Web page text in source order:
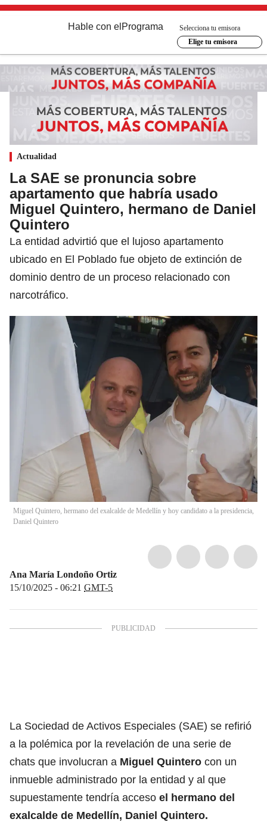
Hable con el Programa
Selecciona tu emisora
Elige tu emisora
Actualidad
La SAE se pronuncia sobre
apartamento que habría usado
Miguel Quintero, hermano de Daniel
Quintero
La entidad advirtió que el lujoso apartamento
ubicado en El Poblado fue objeto de extinción de
dominio dentro de un proceso relacionado con
narcotráfico.
Miguel Quintero, hermano del exalcalde de Medellín y hoy candidato a la presidencia,
Daniel Quintero
Ana María Londoño Ortiz
15/10/2025 - 06:21 GMT-5
La Sociedad de Activos Especiales (SAE) se refirió
a la polémica por la revelación de una serie de
chats que involucran a Miguel Quintero con un
inmueble administrado por la entidad y al que
supuestamente tendría acceso el hermano del
exalcalde de Medellín, Daniel Quintero.